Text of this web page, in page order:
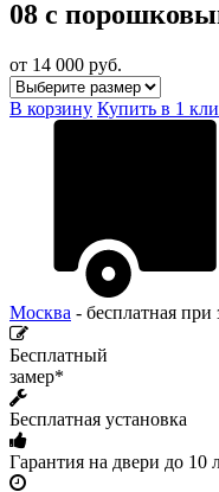
08 с
от 14 000 руб.
В корзину Купить в 1
Москва - бесплатная при
Бесплатный
замер*
Бесплатная установка
Гарантия на двери до 10